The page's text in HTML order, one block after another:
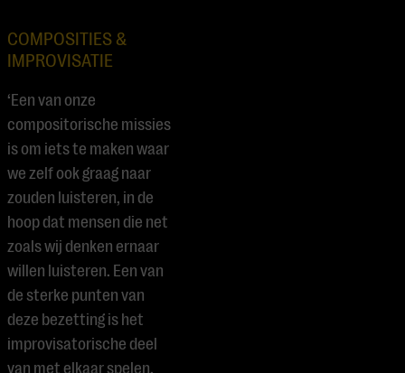
COMPOSITIES &
IMPROVISATIE
‘Een van onze
compositorische missies
is om iets te maken waar
we zelf ook graag naar
zouden luisteren, in de
hoop dat mensen die net
zoals wij denken ernaar
willen luisteren. Een van
de sterke punten van
deze bezetting is het
improvisatorische deel
van met elkaar spelen.